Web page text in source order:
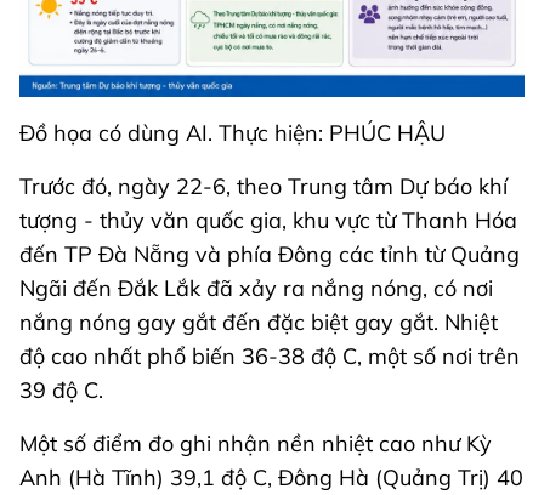
Đồ họa có dùng AI. Thực hiện: PHÚC HẬU
Trước đó, ngày 22-6, theo Trung tâm Dự báo khí
tượng - thủy văn quốc gia, khu vực từ Thanh Hóa
đến TP Đà Nẵng và phía Đông các tỉnh từ Quảng
Ngãi đến Đắk Lắk đã xảy ra nắng nóng, có nơi
nắng nóng gay gắt đến đặc biệt gay gắt. Nhiệt
độ cao nhất phổ biến 36-38 độ C, một số nơi trên
39 độ C.
Một số điểm đo ghi nhận nền nhiệt cao như Kỳ
Anh (Hà Tĩnh) 39,1 độ C, Đông Hà (Quảng Trị) 40